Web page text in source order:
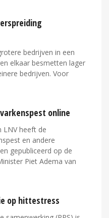
bedrijven in een
elkaar besmetten lager
bedrijven. Voor
online
LNV heeft de
en andere
gepubliceerd op de
Piet Adema van
op hittestress